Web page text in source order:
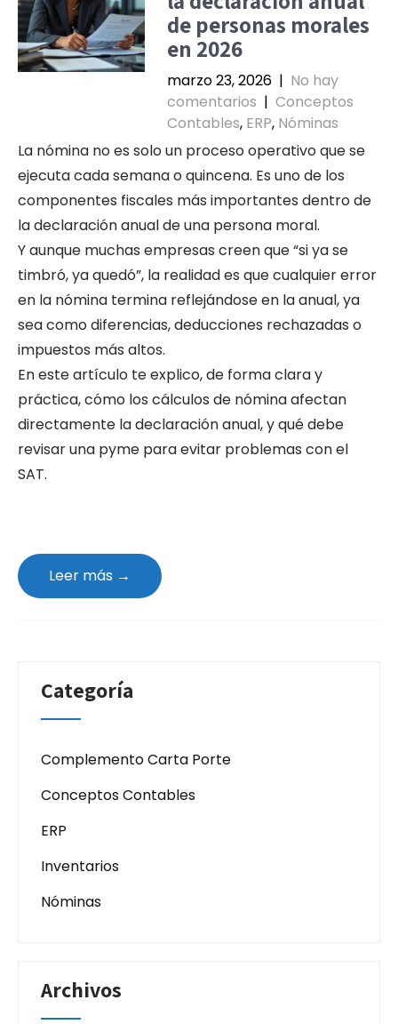
de personas morales
en 2026
marzo 23, 2026 | No hay
comentarios | Conceptos
Contables, ERP, Nóminas
La nómina no es solo un proceso operativo que se
ejecuta cada semana o quincena. Es uno de los
componentes fiscales más importantes dentro de
la declaración anual de una persona moral.
Y aunque muchas empresas creen que “si ya se
timbró, ya quedó”, la realidad es que cualquier error
en la nómina termina reflejándose en la anual, ya
sea como diferencias, deducciones rechazadas o
impuestos más altos.
En este artículo te explico, de forma clara y
práctica, cómo los cálculos de nómina afectan
directamente la declaración anual, y qué debe
revisar una pyme para evitar problemas con el
SAT.
Leer más →
Categoría
Complemento Carta Porte
Conceptos Contables
ERP
Inventarios
Nóminas
Archivos